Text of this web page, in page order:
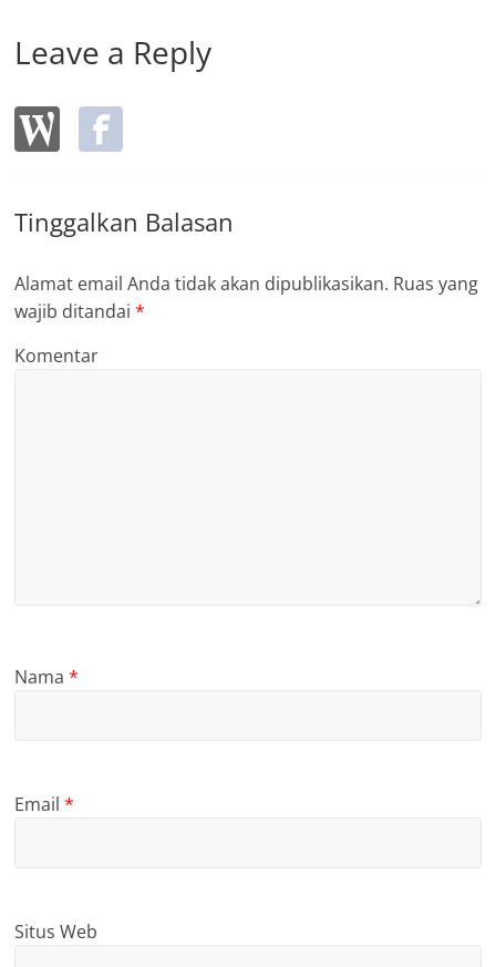
Leave a Reply
Tinggalkan Balasan
Alamat email Anda tidak akan dipublikasikan. Ruas yang
wajib ditandai*
Komentar
Nama*
Email*
Situs Web